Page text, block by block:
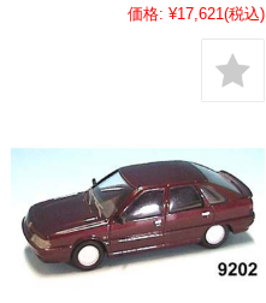
価格: ¥17,621(税込)